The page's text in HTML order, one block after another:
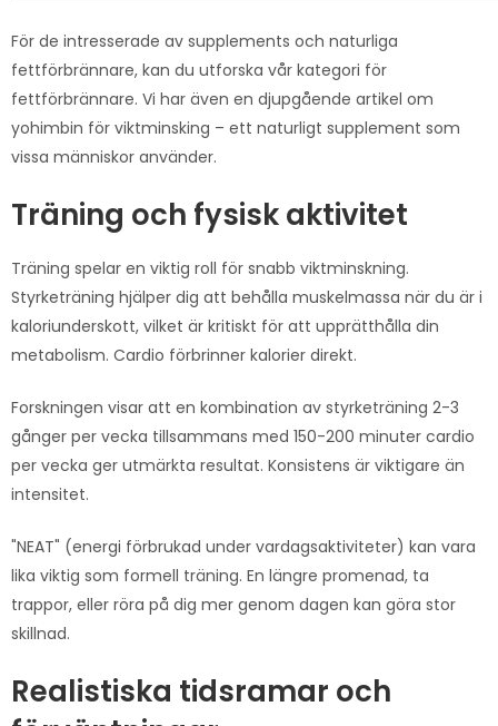
För de intresserade av supplements och naturliga
fettförbrännare, kan du utforska vår kategori för
fettförbrännare. Vi har även en djupgående artikel om
yohimbin för viktminsking – ett naturligt supplement som
vissa människor använder.
Träning och fysisk aktivitet
Träning spelar en viktig roll för snabb viktminskning.
Styrketräning hjälper dig att behålla muskelmassa när du är i
kaloriunderskott, vilket är kritiskt för att upprätthålla din
metabolism. Cardio förbrinner kalorier direkt.
Forskningen visar att en kombination av styrketräning 2-3
gånger per vecka tillsammans med 150-200 minuter cardio
per vecka ger utmärkta resultat. Konsistens är viktigare än
intensitet.
"NEAT" (energi förbrukad under vardagsaktiviteter) kan vara
lika viktig som formell träning. En längre promenad, ta
trappor, eller röra på dig mer genom dagen kan göra stor
skillnad.
Realistiska tidsramar och